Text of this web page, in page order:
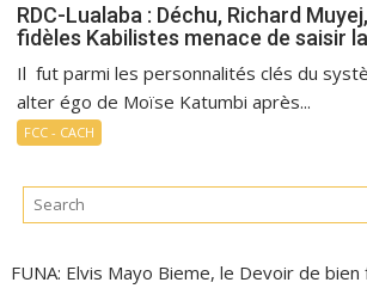
RDC-Lualaba : Déchu, Richard
fidèles Kabilistes menace de saisir
Il fut parmi les personnalités clés du
alter égo de Moïse Katumbi après...
FCC - CACH
FUNA: Elvis Mayo Bieme, le Devoir de bien